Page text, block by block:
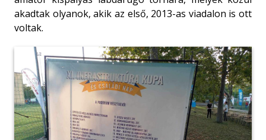
akadtak olyanok, akik az első, 2013-as viadalon is ott
voltak.